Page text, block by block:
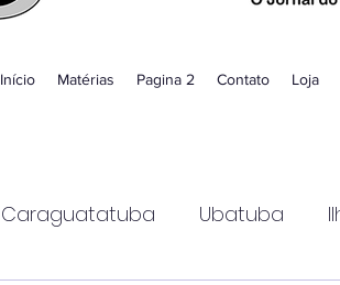
Início Matérias Pagina 2 Contato Loja
Caraguatatuba Ubatuba